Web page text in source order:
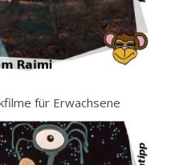
für Erwachsene